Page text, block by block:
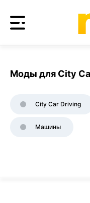
Моды для City
City Car Driving
Машины